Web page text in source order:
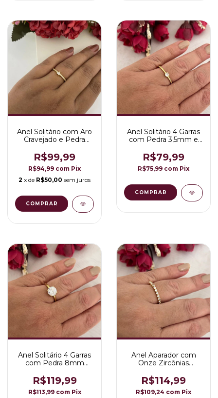
Anel Solitário com Aro
Cravejado e Pedra
Ouro 18K
R$99,99
R$94,99 com Pix
2 x de R$50,00 sem juros
COMPRAR
Anel Solitário 4 Garras
com Pedra 3,5mm e
Folheado a Ouro 18K
R$79,99
R$75,99 com Pix
COMPRAR
Anel Solitário 4 Garras
com Pedra 8mm
R$119,99
R$113,99 com Pix
Anel Aparador com
Onze Zircônias
18K
R$114,99
R$109,24 com Pix